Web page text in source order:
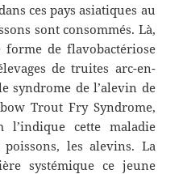
ces pays asiatiques au
sont consommés. Là,
de flavobactériose
de truites arc-en-
syndrome de l’alevin de
Trout Fry Syndrome,
l’indique cette maladie
les alevins. La
systémique ce jeune